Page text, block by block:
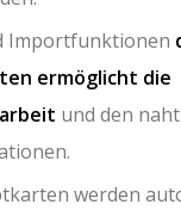
Importfunktionen
ermöglicht die
und den
werden